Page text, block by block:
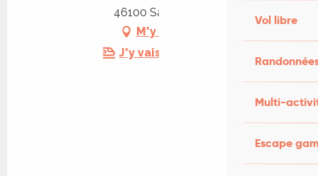
Vol libre
Multi-
Escape
46100 Saint-Félix
M'y rendre
J'y vais en train !